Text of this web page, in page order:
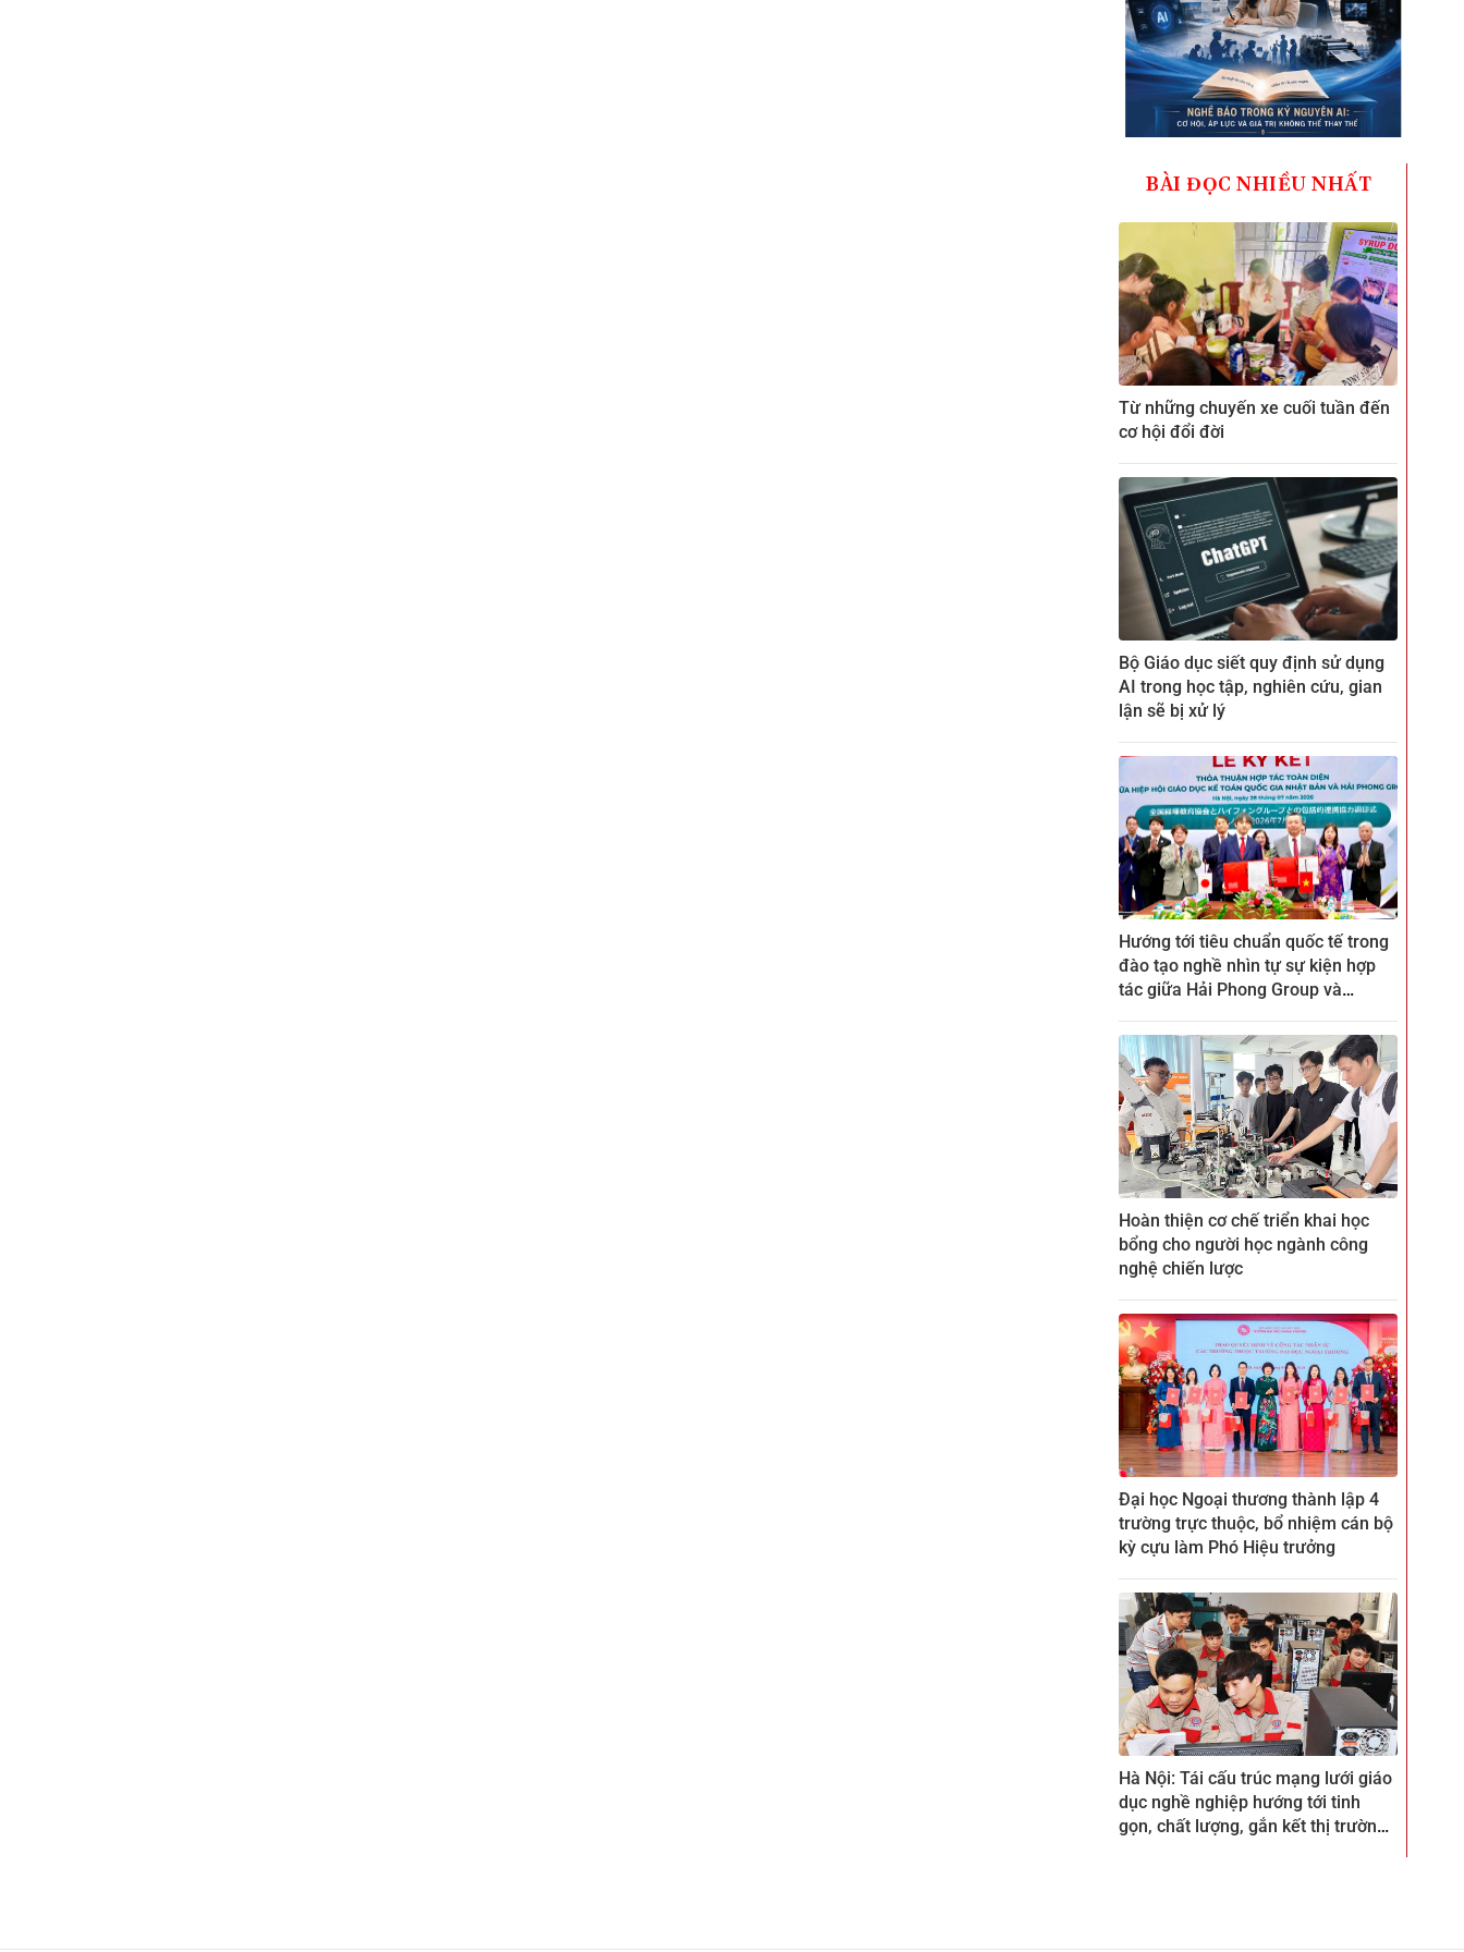
BÀI ĐỌC NHIỀU NHẤT
Từ những chuyến xe cuối tuần đến
cơ hội đổi đời
Bộ Giáo dục siết quy định sử dụng
AI trong học tập, nghiên cứu, gian
lận sẽ bị xử lý
Hướng tới tiêu chuẩn quốc tế trong
đào tạo nghề nhìn tự sự kiện hợp
tác giữa Hải Phong Group và
Hoàn thiện cơ chế triển khai học
bổng cho người học ngành công
nghệ chiến lược
Đại học Ngoại thương thành lập 4
trường trực thuộc, bổ nhiệm cán bộ
kỳ cựu làm Phó Hiệu trưởng
Hà Nội: Tái cấu trúc mạng lưới giáo
dục nghề nghiệp hướng tới tinh
gọn, chất lượng, gắn kết thị trường